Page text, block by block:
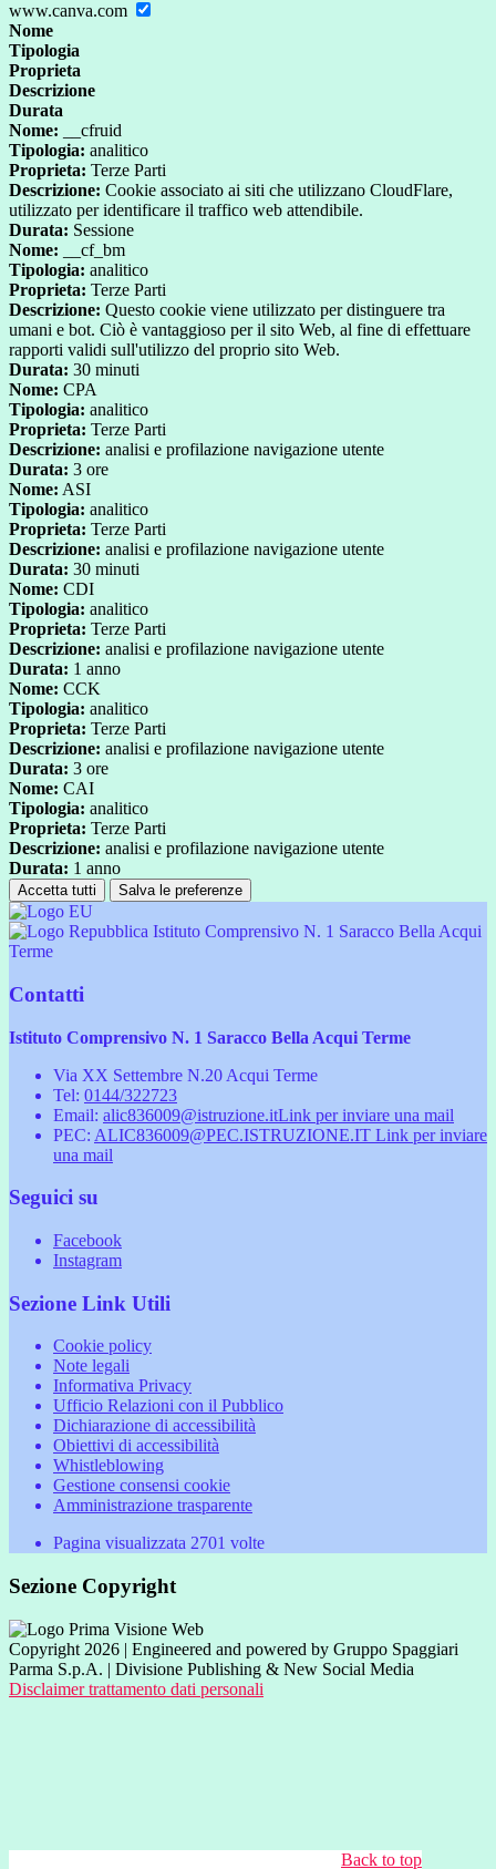
www.canva.com
Nome
Tipologia
Proprieta
Descrizione
Durata
Nome: __cfruid
Tipologia: analitico
Proprieta: Terze Parti
Descrizione: Cookie associato ai siti che utilizzano CloudFlare,
utilizzato per identificare il traffico web attendibile.
Durata: Sessione
Nome: __cf_bm
Tipologia: analitico
Proprieta: Terze Parti
Descrizione: Questo cookie viene utilizzato per distinguere tra
umani e bot. Ciò è vantaggioso per il sito Web, al fine di effettuare
rapporti validi sull'utilizzo del proprio sito Web.
Durata: 30 minuti
Nome: CPA
Tipologia: analitico
Proprieta: Terze Parti
Descrizione: analisi e profilazione navigazione utente
Durata: 3 ore
Nome: ASI
Tipologia: analitico
Proprieta: Terze Parti
Descrizione: analisi e profilazione navigazione utente
Durata: 30 minuti
Nome: CDI
Tipologia: analitico
Proprieta: Terze Parti
Descrizione: analisi e profilazione navigazione utente
Durata: 1 anno
Nome: CCK
Tipologia: analitico
Proprieta: Terze Parti
Descrizione: analisi e profilazione navigazione utente
Durata: 3 ore
Nome: CAI
Tipologia: analitico
Proprieta: Terze Parti
Descrizione: analisi e profilazione navigazione utente
Durata: 1 anno
Accetta tutti Salva le preferenze
Istituto Comprensivo N. 1 Saracco Bella Acqui
Terme
Contatti
Istituto Comprensivo N. 1 Saracco Bella Acqui Terme
Via XX Settembre N.20 Acqui Terme
Tel: 0144/322723
Email: alic836009@istruzione.itLink per inviare una mail
PEC: ALIC836009@PEC.ISTRUZIONE.IT Link per inviare
una mail
Seguici su
Facebook
Instagram
Sezione Link Utili
Cookie policy
Note legali
Informativa Privacy
Ufficio Relazioni con il Pubblico
Dichiarazione di accessibilità
Obiettivi di accessibilità
Whistleblowing
Gestione consensi cookie
Amministrazione trasparente
Pagina visualizzata 2701 volte
Sezione Copyright
Copyright 2026 | Engineered and powered by Gruppo Spaggiari
Parma S.p.A. | Divisione Publishing & New Social Media
Disclaimer trattamento dati personali
Back to top